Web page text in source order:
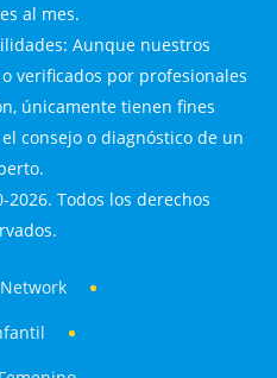
al mes.
Aunque nuestros
verificados por profesionales
únicamente tienen fines
consejo o diagnóstico de un
Todos los derechos